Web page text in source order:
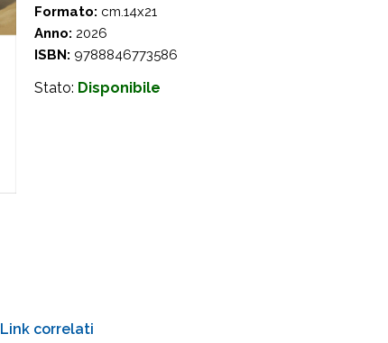
Formato: cm.14x21
Anno: 2026
ISBN: 9788846773586
Stato: Disponibile
Link correlati